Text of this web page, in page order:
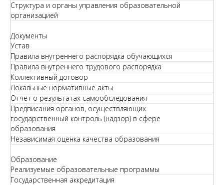
Структура и органы управления образовательной
организацией
Документы
Устав
Правила внутреннего распорядка обучающихся
Правила внутреннего трудового распорядка
Коллективный договор
Локальные нормативные акты
Отчет о результатах самообследования
Предписания органов, осуществляющих
государственный контроль (надзор) в сфере
образования
Независимая оценка качества образования
Образование
Реализуемые образовательные программы
Государственная аккредитация